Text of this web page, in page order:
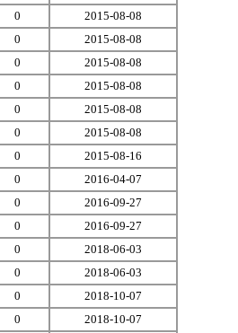
0 2015-08-08
0 2015-08-08
0 2015-08-08
0 2015-08-08
0 2015-08-08
0 2015-08-08
0 2015-08-16
0 2016-04-07
0 2016-09-27
0 2016-09-27
0 2018-06-03
0 2018-06-03
0 2018-10-07
0 2018-10-07